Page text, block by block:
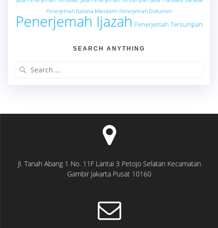
Penerjemah Bahasa Mandarin Penerjemah Dokumen
Penerjemah Ijazah Penerjemah Tersumpah
SEARCH ANYTHING
Jl. Tanah Abang 1 No. 11F Lantai 3 Petojo Selatan Kecamatan
Gambir Jakarta Pusat 10160